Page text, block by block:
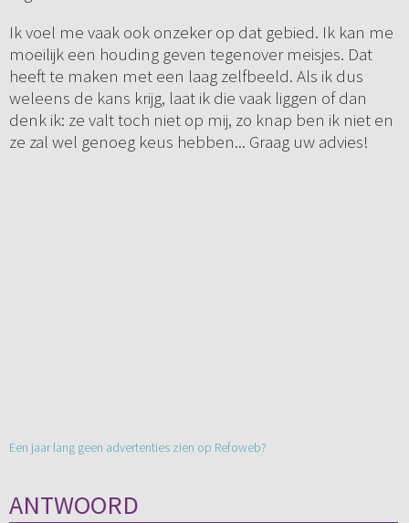
Ik voel me vaak ook onzeker op dat gebied. Ik kan me
moeilijk een houding geven tegenover meisjes. Dat
heeft te maken met een laag zelfbeeld. Als ik dus
weleens de kans krijg, laat ik die vaak liggen of dan
denk ik: ze valt toch niet op mij, zo knap ben ik niet en
ze zal wel genoeg keus hebben... Graag uw advies!
Een jaar lang geen advertenties zien op Refoweb?
ANTWOORD